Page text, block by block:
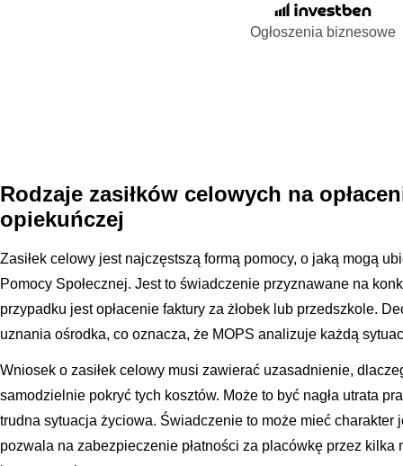
Ogłoszenia biznesowe
Rodzaje zasiłków celowych na
opiekuńczej
Zasiłek celowy jest najczęstszą formą pomocy, o jaką mogą
Pomocy Społecznej. Jest to świadczenie przyznawane na
przypadku jest opłacenie faktury za żłobek lub przedszkole.
uznania ośrodka, co oznacza, że MOPS analizuje każdą
Wniosek o zasiłek celowy musi zawierać uzasadnienie,
samodzielnie pokryć tych kosztów. Może to być nagła utrata
trudna sytuacja życiowa. Świadczenie to może mieć charakter
pozwala na zabezpieczenie płatności za placówkę przez kilka